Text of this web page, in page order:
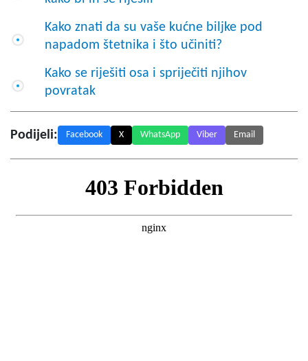
Kako znati da su vaše kućne biljke pod
napadom štetnika i što učiniti?
Kako se riješiti osa i spriječiti njihov
povratak
Podijeli: Facebook X WhatsApp Viber Email